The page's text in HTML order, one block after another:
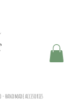
handmade accesories